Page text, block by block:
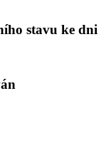
stavu ke dni